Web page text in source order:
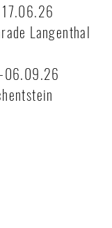
Langenthal
06.09.26